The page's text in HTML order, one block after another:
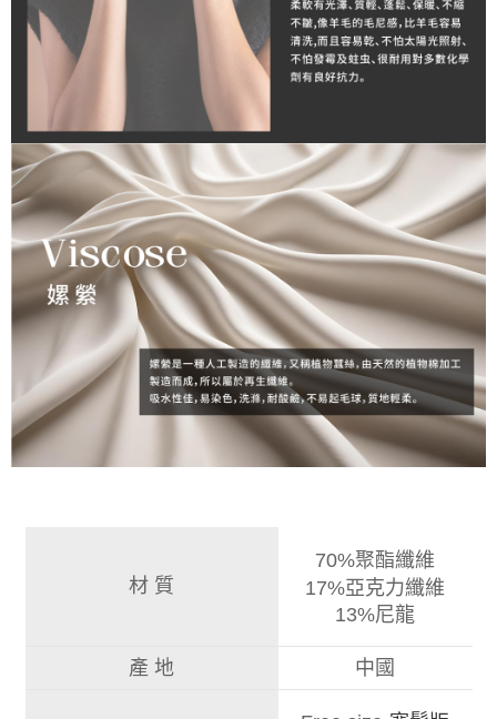
材 質
70%聚酯纖維
17%亞克力纖維
13%尼龍
產 地 中國